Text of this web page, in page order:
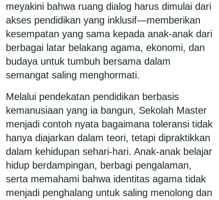
meyakini bahwa ruang dialog harus dimulai dari
akses pendidikan yang inklusif—memberikan
kesempatan yang sama kepada anak-anak dari
berbagai latar belakang agama, ekonomi, dan
budaya untuk tumbuh bersama dalam
semangat saling menghormati.
Melalui pendekatan pendidikan berbasis
kemanusiaan yang ia bangun, Sekolah Master
menjadi contoh nyata bagaimana toleransi tidak
hanya diajarkan dalam teori, tetapi dipraktikkan
dalam kehidupan sehari-hari. Anak-anak belajar
hidup berdampingan, berbagi pengalaman,
serta memahami bahwa identitas agama tidak
menjadi penghalang untuk saling menolong dan